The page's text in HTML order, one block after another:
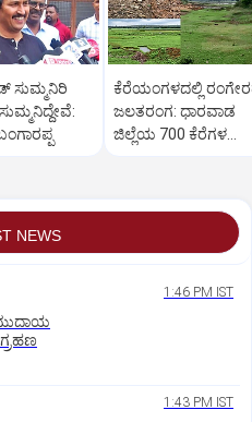
ಸುಮ್ಮನಿರಿ
ಕೆರೆಯಂಗಳದಲ್ಲಿ
ಜಲತರಂಗ: ಧಾರವಾಡ
ಜಿಲ್ಲೆಯ 700 ಕೆರೆಗಳ
NEWS
1:46 PM IST
1:43 PM IST